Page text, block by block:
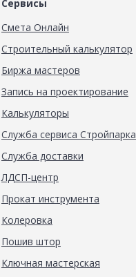
Сервисы
Смета Онлайн
Строительный калькулятор
Биржа мастеров
Запись на проектирование
Калькуляторы
Служба сервиса Стройпарка
Служба доставки
ЛДСП-центр
Прокат инструмента
Колеровка
Пошив штор
Ключная мастерская